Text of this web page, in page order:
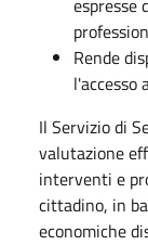
Rende
l'accesso
Il Servizio di
valutazione
interventi e
cittadino, in
economiche